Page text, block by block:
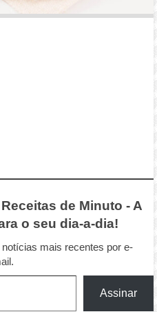
de Minuto - A
o seu dia-a-dia!
mais recentes por e-
Assinar